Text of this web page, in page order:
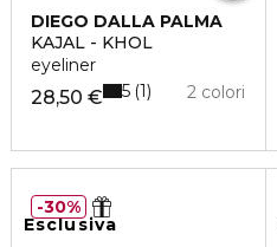
DIEGO DALLA PALMA
KAJAL - KHOL
eyeliner
28,50 € 2 colori
5 1
Esclusiva
30%